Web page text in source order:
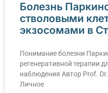
Болезнь
стволовыми
экзосомами в
Понимание болезни
регенеративной терапии
наблюдения Автор Prof.
Личное